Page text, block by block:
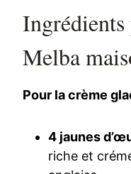
Ingrédients
Melba
Pour la crème
4 jaunes
riche et